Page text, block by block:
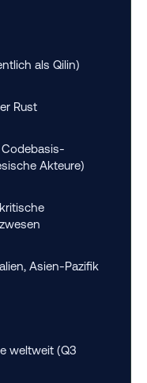
als Qilin)
Rust
Codebasis-
Akteure)
Asien-Pazifik
weltweit (Q3